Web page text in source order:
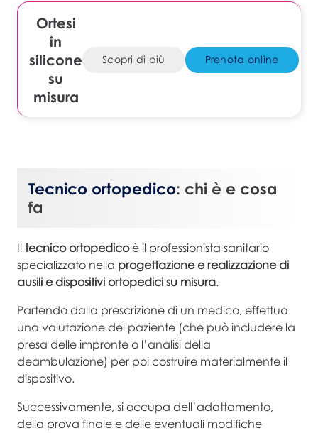
Ortesi
in
silicone
su
misura
Scopri di più Prenota online
Tecnico ortopedico: chi è e cosa
fa
Il tecnico ortopedicoè il professionista sanitario
specializzato nella progettazione e realizzazione di
ausili e dispositivi ortopedici su misura.
Partendo dalla prescrizione di un medico, effettua
una valutazione del paziente (che può includere la
presa delle impronte o l’analisi della
deambulazione) per poi costruire materialmente il
dispositivo.
Successivamente, si occupa dell’adattamento,
della prova finale e delle eventuali modifiche